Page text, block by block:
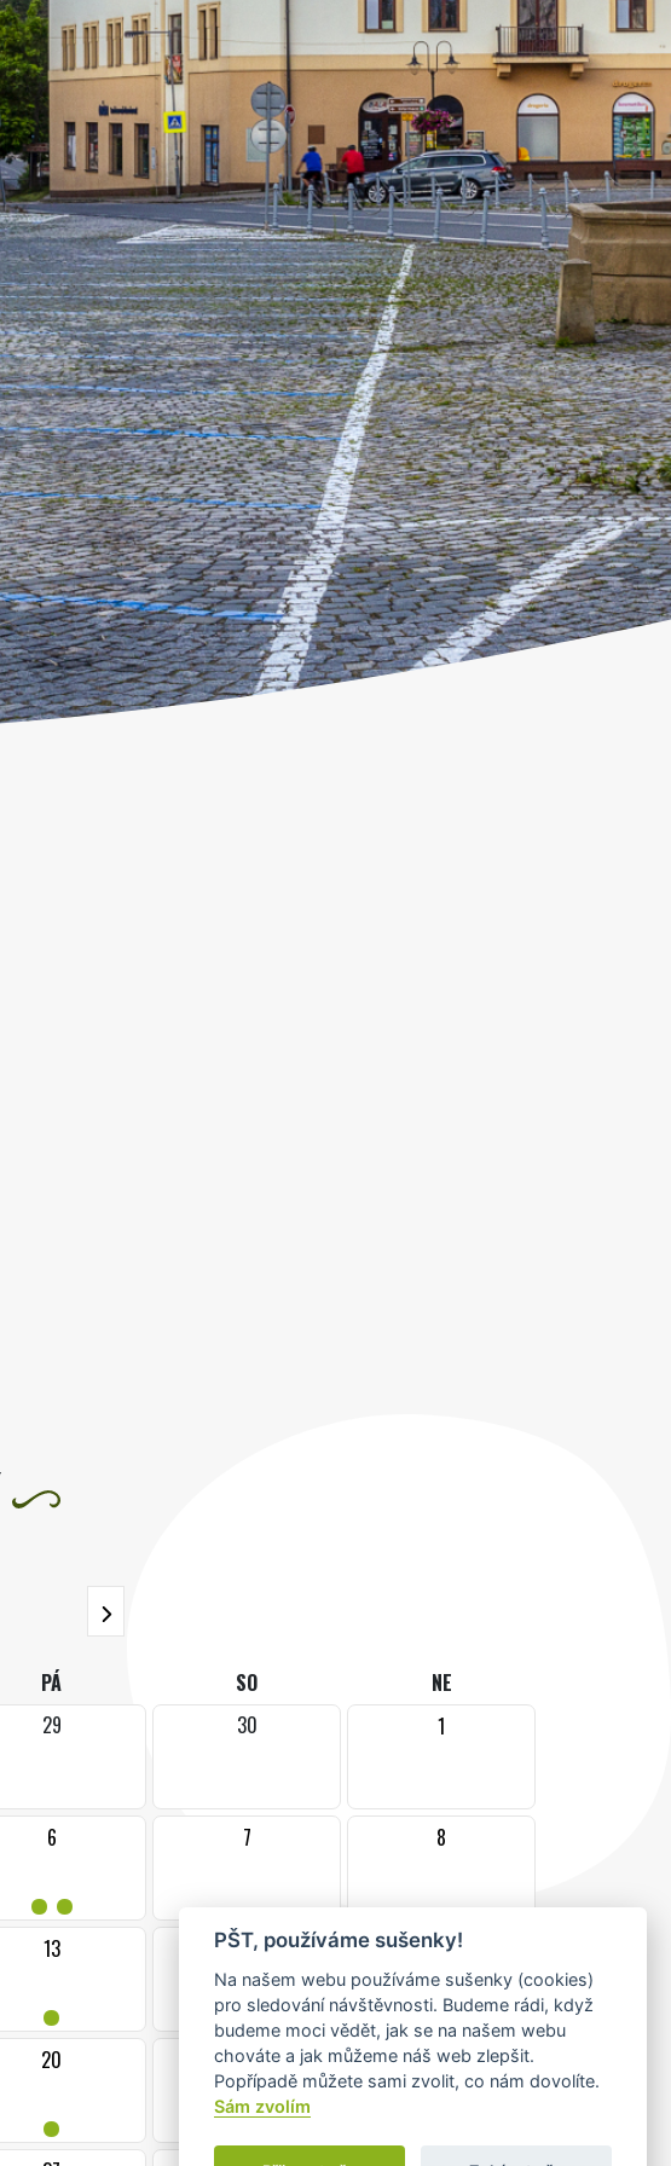
PÁ SO
NE
29 30 1
6
••
7 8
13
•
14 15
•
20
•
21 22
PŠT, používáme sušenky!
Na našem webu používáme sušenky (cookies)
pro sledování návštěvnosti. Budeme rádi, když
budeme moci vědět, jak se na našem webu
chováte a jak můžeme náš web zlepšit.
Popřípadě můžete sami zvolit, co nám dovolíte.
Sám zvolím